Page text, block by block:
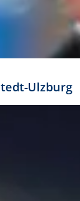
Ulzburg